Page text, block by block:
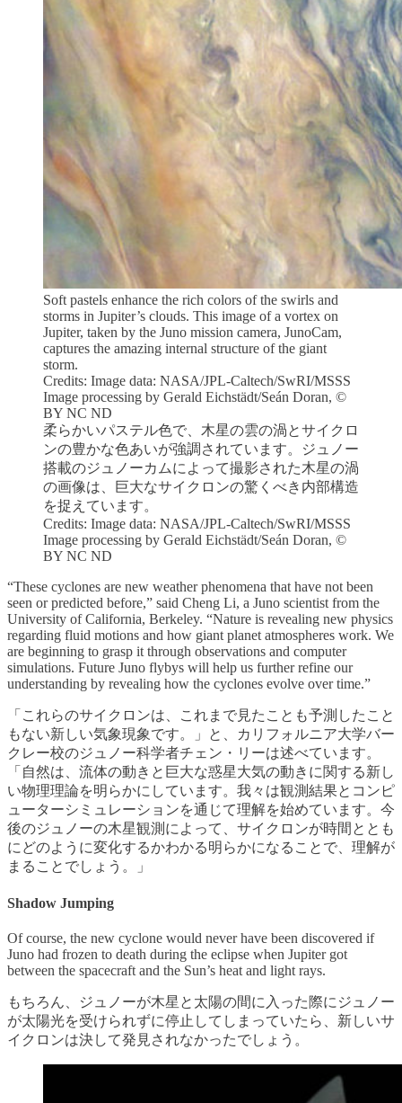
Soft pastels enhance the rich colors of the swirls and
storms in Jupiter’s clouds. This image of a vortex on
Jupiter, taken by the Juno mission camera, JunoCam,
captures the amazing internal structure of the giant
storm.
Credits: Image data: NASA/JPL-Caltech/SwRI/MSSS
Image processing by Gerald Eichstädt/Seán Doran, ©
BY NC ND
柔らかいパステル色で、木星の雲の渦とサイクロ
ンの豊かな色あいが強調されています。ジュノー
搭載のジュノーカムによって撮影された木星の渦
の画像は、巨大なサイクロンの驚くべき内部構造
を捉えています。
Credits: Image data: NASA/JPL-Caltech/SwRI/MSSS
Image processing by Gerald Eichstädt/Seán Doran, ©
BY NC ND
“These cyclones are new weather phenomena that have not been
seen or predicted before,” said Cheng Li, a Juno scientist from the
University of California, Berkeley. “Nature is revealing new physics
regarding fluid motions and how giant planet atmospheres work. We
are beginning to grasp it through observations and computer
simulations. Future Juno flybys will help us further refine our
understanding by revealing how the cyclones evolve over time.”
「これらのサイクロンは、これまで見たことも予測したこと
もない新しい気象現象です。」と、カリフォルニア大学バー
クレー校のジュノー科学者チェン・リーは述べています。
「自然は、流体の動きと巨大な惑星大気の動きに関する新し
い物理理論を明らかにしています。我々は観測結果とコンピ
ューターシミュレーションを通じて理解を始めています。今
後のジュノーの木星観測によって、サイクロンが時間ととも
にどのように変化するかわかる明らかになることで、理解が
まることでしょう。」
Shadow Jumping
Of course, the new cyclone would never have been discovered if
Juno had frozen to death during the eclipse when Jupiter got
between the spacecraft and the Sun’s heat and light rays.
もちろん、ジュノーが木星と太陽の間に入った際にジュノー
が太陽光を受けられずに停止してしまっていたら、新しいサ
イクロンは決して発見されなかったでしょう。